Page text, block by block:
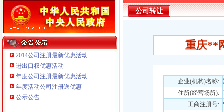
本站导航
2014公司注册最新优惠活动
进出口权优惠活动
年度公司注册最新优惠活动
年度活动公司注册送优惠
公示公告
重庆鸽牌电线电缆有限公司 渝北10010万 (进出口权)
公司转让
重庆**
企业(机构)名称:
住所(经营场所):
工商注册号: